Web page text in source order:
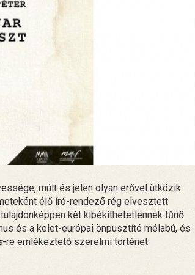
múlt és jelen olyan erővel ütközik
élő író-rendező rég elvesztett
két kibékíthetetlennek tűnő
és a kelet-európai önpusztító mélabú, és
-re emlékeztető szerelmi történet